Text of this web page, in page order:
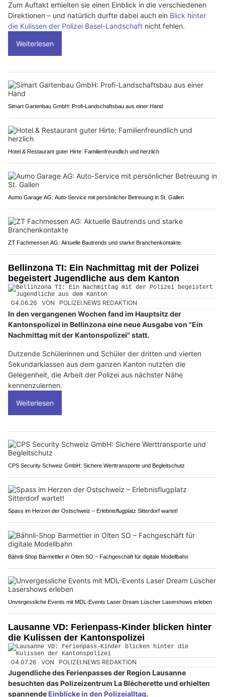
Zum Auftakt erhielten sie einen Einblick in die verschiedenen
Direktionen – und natürlich durfte dabei auch ein Blick hinter
die Kulissen der Polizei Basel-Landschaft nicht fehlen.
Weiterlesen
Simart Gartenbau GmbH: Profi-Landschaftsbau aus einer Hand
Hotel & Restaurant guter Hirte: Familienfreundlich und herzlich
Aumo Garage AG: Auto-Service mit persönlicher Betreuung in St. Gallen
ZT Fachmessen AG: Aktuelle Bautrends und starke Branchenkontakte
Bellinzona TI: Ein Nachmittag mit der Polizei
begeistert Jugendliche aus dem Kanton
04.06.26 VON POLIZEI.NEWS REDAKTION
In den vergangenen Wochen fand im Hauptsitz der
Kantonspolizei in Bellinzona eine neue Ausgabe von "Ein
Nachmittag mit der Kantonspolizei" statt.
Dutzende Schülerinnen und Schüler der dritten und vierten
Sekundarklassen aus dem ganzen Kanton nutzten die
Gelegenheit, die Arbeit der Polizei aus nächster Nähe
kennenzulernen.
Weiterlesen
CPS Security Schweiz GmbH: Sichere Werttransporte und Begleitschutz
Spass im Herzen der Ostschweiz – Erlebnisflugplatz Sitterdorf wartet!
Bähnli-Shop Barmettler in Olten SO – Fachgeschäft für digitale Modellbahn
Unvergessliche Events mit MDL-Events Laser Dream Lüscher Lasershows erleben
Lausanne VD: Ferienpass-Kinder blicken hinter
die Kulissen der Kantonspolizei
04.07.26 VON POLIZEI.NEWS REDAKTION
Jugendliche des Ferienpasses der Region Lausanne
besuchten das Polizeizentrum La Blécherette und erhielten
spannende Einblicke in den Polizeialltag.